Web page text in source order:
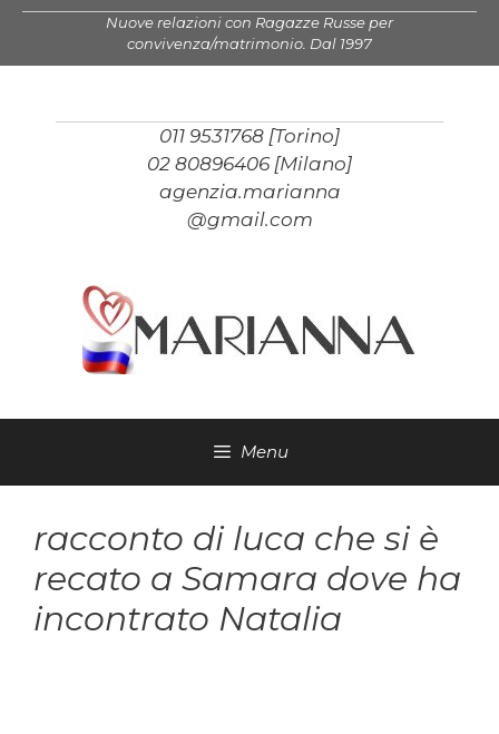
Vai
contenuto
Nuove relazioni con Ragazze Russe per
convivenza/matrimonio. Dal 1997
011 9531768 [Torino]
02 80896406 [Milano]
agenzia.marianna
@gmail.com
Menu
racconto di luca che si è
recato a Samara dove ha
incontrato Natalia